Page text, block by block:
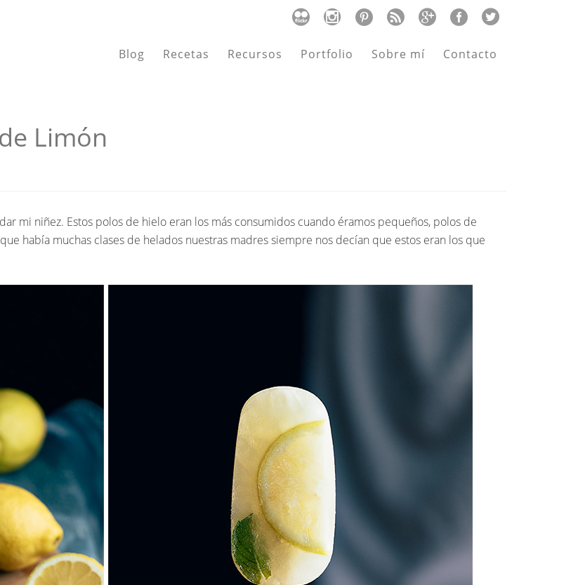
Blog Recetas Recursos Portfolio Sobre mí Contacto
Limón
mi niñez. Estos polos de hielo eran los más consumidos cuando éramos pequeños, polos de
había muchas clases de helados nuestras madres siempre nos decían que estos eran los que